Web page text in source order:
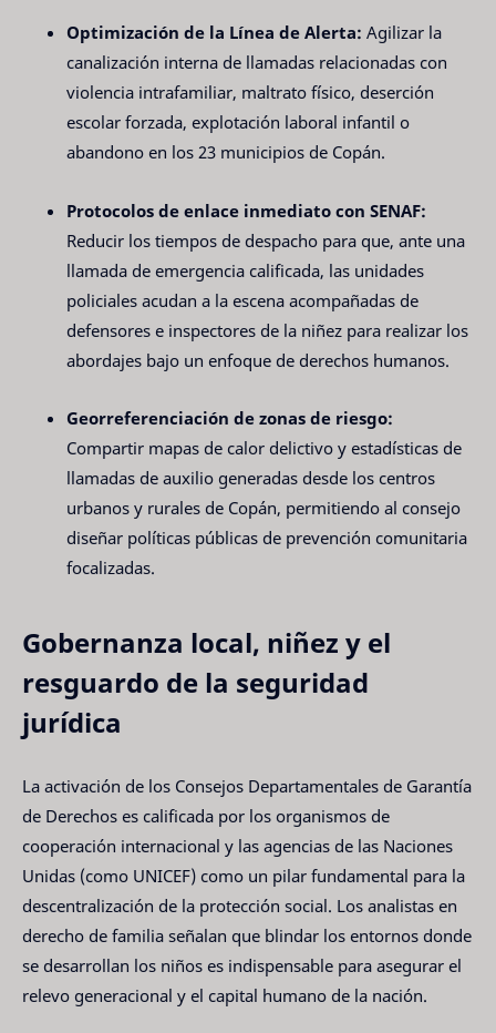
Optimización de la Línea de Alerta: Agilizar la
canalización interna de llamadas relacionadas con
violencia intrafamiliar, maltrato físico, deserción
escolar forzada, explotación laboral infantil o
abandono en los 23 municipios de Copán.
Protocolos de enlace inmediato con SENAF:
Reducir los tiempos de despacho para que, ante una
llamada de emergencia calificada, las unidades
policiales acudan a la escena acompañadas de
defensores e inspectores de la niñez para realizar los
abordajes bajo un enfoque de derechos humanos.
Georreferenciación de zonas de riesgo:
Compartir mapas de calor delictivo y estadísticas de
llamadas de auxilio generadas desde los centros
urbanos y rurales de Copán, permitiendo al consejo
diseñar políticas públicas de prevención comunitaria
focalizadas.
Gobernanza local, niñez y el
resguardo de la seguridad
jurídica
La activación de los Consejos Departamentales de Garantía
de Derechos es calificada por los organismos de
cooperación internacional y las agencias de las Naciones
Unidas (como UNICEF) como un pilar fundamental para la
descentralización de la protección social. Los analistas en
derecho de familia señalan que blindar los entornos donde
se desarrollan los niños es indispensable para asegurar el
relevo generacional y el capital humano de la nación.